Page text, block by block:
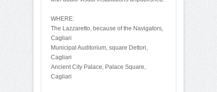
WHERE:
The Lazzaretto, because of the Navigators,
Cagliari
Municipal Auditorium, square Dettori,
Cagliari
Ancient City Palace, Palace Square,
Cagliari